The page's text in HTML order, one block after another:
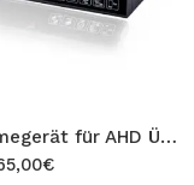
Aufnahmegerät für AHD Überwachungskamera 8CH DVR bis 720P Auflösung 1MP BAFF CCTV Recorder
€